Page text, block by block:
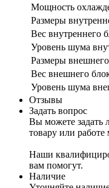
Мощность
Размеры
Вес внутреннего
Уровень шума
Размеры
Вес внешнего
Уровень шума
Отзывы
Задать вопрос
Вы можете задать
товару или работе
Наши
вам помогут.
Наличие